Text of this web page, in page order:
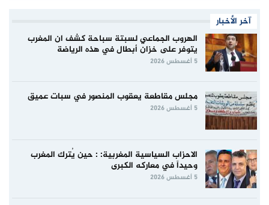
آخر الأخبار
الهروب الجماعي لسبتة سباحة كشف ان المغرب
يتوفر على خزان أبطال في هذه الرياضة
5 أغسطس 2026
مجلس مقاطعة يعقوب المنصور في سبات عميق
5 أغسطس 2026
الاحزاب السياسية المغربية: : حين يُترك المغرب
وحيداً في معاركه الكبرى
5 أغسطس 2026